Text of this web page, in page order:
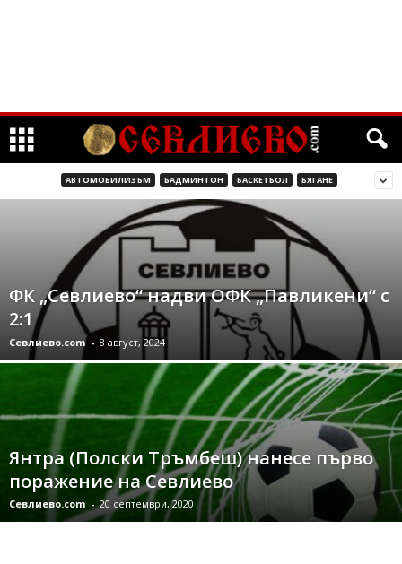
АВТОМОБИЛИЗЪМ БАДМИНТОН БАСКЕТБОЛ БЯГАНЕ
ФК „Севлиево“ надви ОФК „Павликени“ с
2:1
Севлиево.com - 8 август, 2024
Янтра (Полски Тръмбеш) нанесе първо
поражение на Севлиево
Севлиево.com - 20 септември, 2020